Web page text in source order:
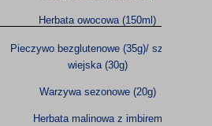
Herbata owocowa (150ml)
Pieczywo bezglutenowe (35g)/ szynka
wiejska (30g)
Warzywa sezonowe (20g)
Herbata malinowa z imbirem